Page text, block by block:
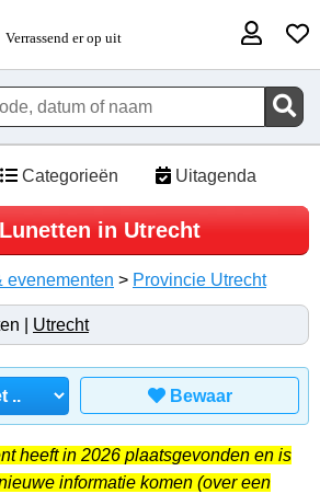
Categorieën Uitagenda
in Utrecht
evenementen > Provincie Utrecht
| Utrecht
Bewaar
heeft in 2026 plaatsgevonden en is
informatie komen (over een